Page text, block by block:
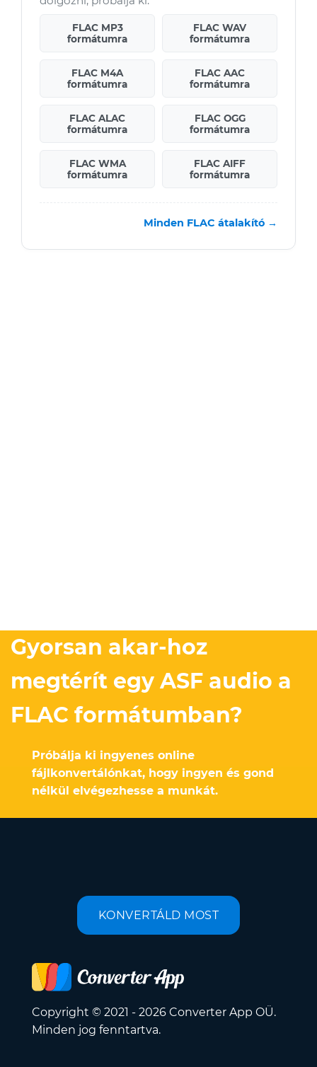
FLAC MP3
formátumra
FLAC WAV
formátumra
FLAC M4A
formátumra
FLAC AAC
formátumra
FLAC ALAC
formátumra
FLAC OGG
formátumra
FLAC WMA
formátumra
FLAC AIFF
formátumra
Minden FLAC átalakító →
Gyorsan akar-hoz
megtérít egy ASF audio a
FLAC formátumban?
Próbálja ki ingyenes online
fájlkonvertálónkat, hogy ingyen és gond
nélkül elvégezhesse a munkát.
KONVERTÁLD MOST
Copyright © 2021 - 2026 Converter App OÜ.
Minden jog fenntartva.